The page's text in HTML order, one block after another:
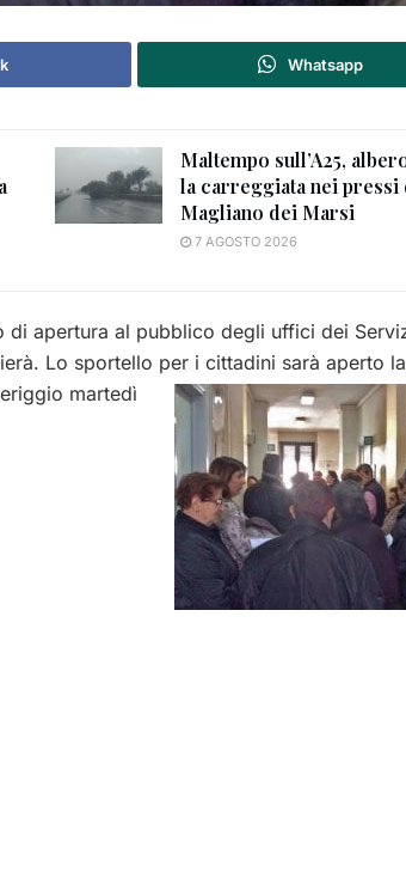
Whatsapp
Maltempo sull’A25,
la carreggiata nei pressi
Magliano dei Marsi
7 AGOSTO 2026
di apertura al pubblico degli uffici dei
Lo sportello per i cittadini sarà aperto
martedì